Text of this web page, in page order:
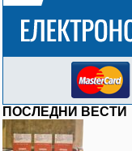
ПОСЛЕДНИ ВЕСТИ